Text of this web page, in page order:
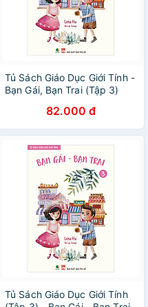
Tủ Sách Giáo Dục Giới Tính -
Bạn Gái, Bạn Trai (Tập 3)
82.000 đ
Tủ Sách Giáo Dục Giới Tính